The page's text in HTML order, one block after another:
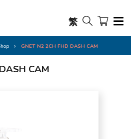
繁
GNET N2 2CH FHD DASH CAM
CAM